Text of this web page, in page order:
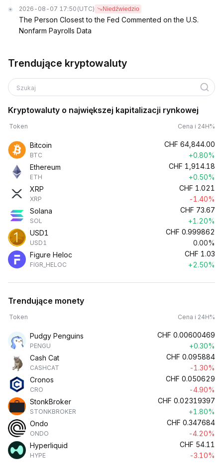
2026-08-07 17:50 (UTC) Niedźwiedzio
The Person Closest to the Fed Commented on the U.S.
Nonfarm Payrolls Data
Trendujące kryptowaluty
Szukaj
Kryptowaluty o największej kapitalizacji rynkowej
Token Cena i 24H%
Bitcoin
BTC
CHF 64,844.00
+0.80%
Ethereum
ETH
CHF 1,914.18
+0.50%
XRP
XRP
CHF 1.021
-1.40%
Solana
SOL
CHF 73.67
+1.20%
USD1
USD1
CHF 0.999862
0.00%
Figure Heloc
FIGR_HELOC
CHF 1.03
+2.50%
Trendujące monety
Token Cena i 24H%
Pudgy Penguins
PENGU
CHF 0.00600469
+0.30%
Cash Cat
CASHCAT
CHF 0.095884
-1.30%
Cronos
CRO
CHF 0.050629
-4.90%
StonkBroker
STONKBROKER
CHF 0.02319397
+1.80%
Ondo
ONDO
CHF 0.347684
-4.20%
Hyperliquid
HYPE
CHF 54.11
-3.10%